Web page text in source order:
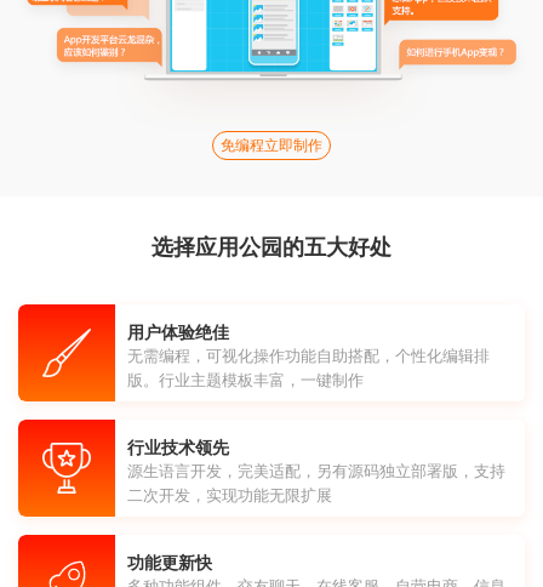
免编程立即制作
选择应用公园的五大好处
用户体验绝佳
无需编程，可视化操作功能自助搭配，个性化编辑排
版。行业主题模板丰富，一键制作
行业技术领先
源生语言开发，完美适配，另有源码独立部署版，支持
二次开发，实现功能无限扩展
功能更新快